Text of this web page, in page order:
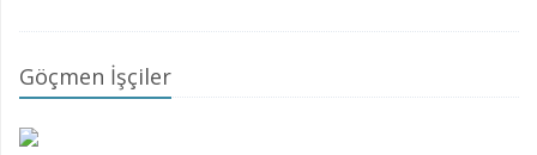
Göçmen İşçiler